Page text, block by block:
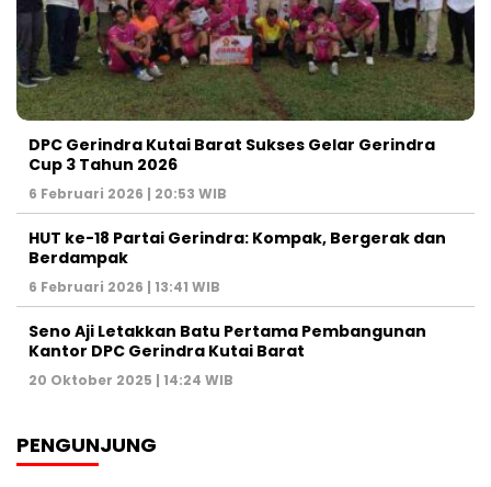
DPC Gerindra Kutai Barat Sukses Gelar Gerindra
Cup 3 Tahun 2026
6 Februari 2026 | 20:53 WIB
HUT ke-18 Partai Gerindra: Kompak, Bergerak dan
Berdampak
6 Februari 2026 | 13:41 WIB
Seno Aji Letakkan Batu Pertama Pembangunan
Kantor DPC Gerindra Kutai Barat
20 Oktober 2025 | 14:24 WIB
PENGUNJUNG